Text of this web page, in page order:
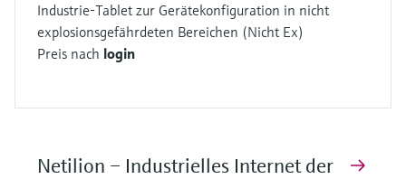
Industrie-Tablet zur Gerätekonfiguration in nicht
explosionsgefährdeten Bereichen (Nicht Ex)
Preis nach login
Netilion – Industrielles Internet der